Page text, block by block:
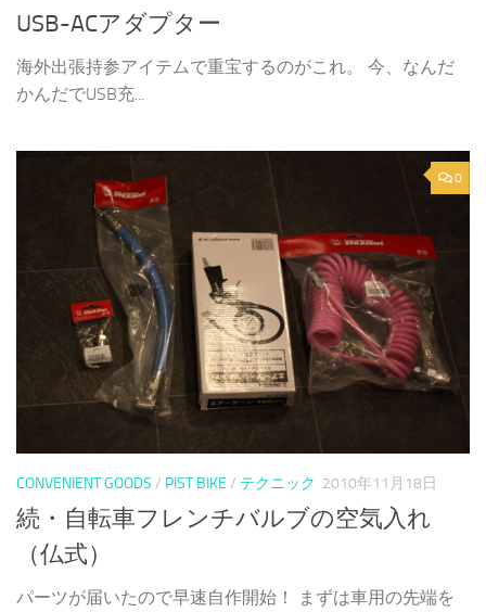
USB-ACアダプター
海外出張持参アイテムで重宝するのがこれ。 今、なんだ
かんだでUSB充...
0
CONVENIENT GOODS / PIST BIKE / テクニック 2010年11月18日
続・自転車フレンチバルブの空気入れ
（仏式）
パーツが届いたので早速自作開始！ まずは車用の先端を